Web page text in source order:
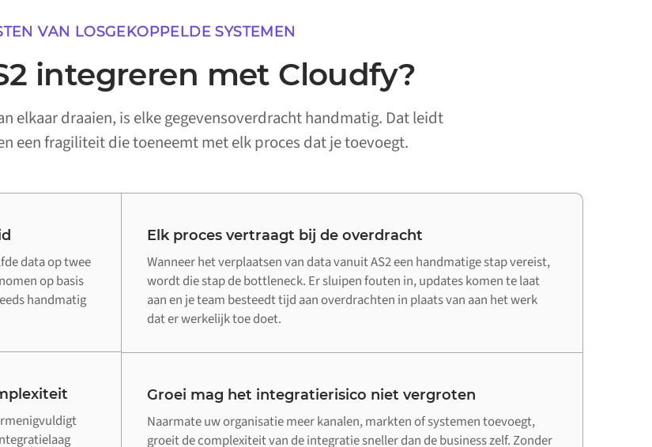
VAN LOSGEKOPPELDE SYSTEMEN
integreren met Cloudfy?
elkaar draaien, is elke gegevensoverdracht handmatig. Dat leidt
een fragiliteit die toeneemt met elk proces dat je toevoegt.
data op twee
op basis
handmatig
Elk proces vertraagt bij de overdracht
Wanneer het verplaatsen van data vanuit AS2 een handmatige stap vereist,
wordt die stap de bottleneck. Er sluipen fouten in, updates komen te laat
aan en je team besteedt tijd aan overdrachten in plaats van aan het werk
dat er werkelijk toe doet.
Groei mag het integratierisico niet vergroten
Naarmate uw organisatie meer kanalen, markten of systemen toevoegt,
groeit de complexiteit van de integratie sneller dan de business zelf. Zonder